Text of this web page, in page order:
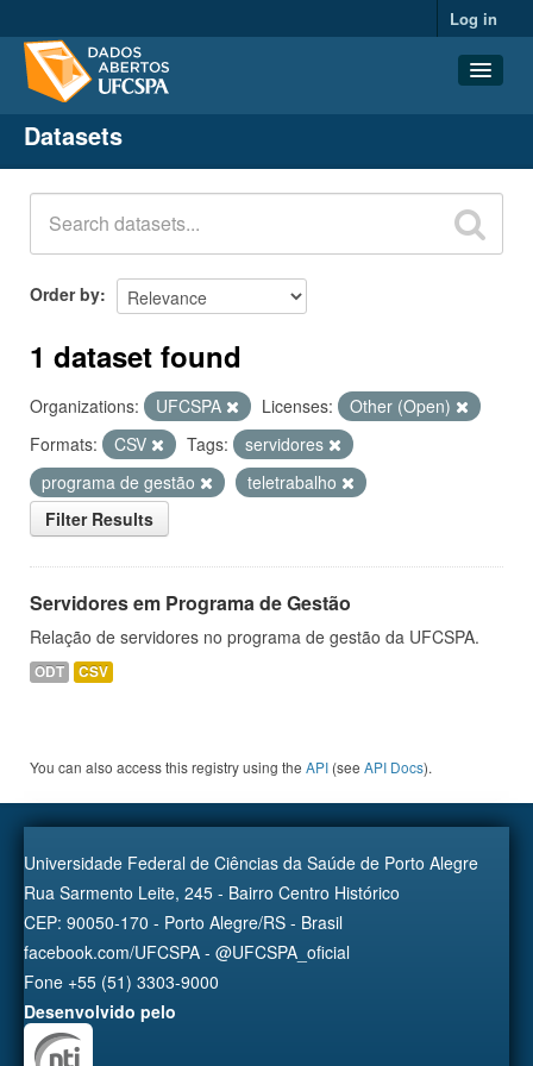
Log in
Datasets
Organizations
Groups
About
Datasets
Order by
1 dataset found
Organizations: UFCSPA Licenses:
Other (Open)
Formats:
CSV Tags:
servidores
programa de gestão
teletrabalho
Filter Results
Servidores em Programa de Gestão
Relação de servidores no programa de gestão da UFCSPA.
ODT CSV
You can also access this registry using the API (see API Docs).
Universidade Federal de Ciências da Saúde de Porto Alegre
Rua Sarmento Leite, 245 - Bairro Centro Histórico
CEP: 90050-170 - Porto Alegre/RS - Brasil
facebook.com/UFCSPA - @UFCSPA_oficial
Fone +55 (51) 3303-9000
Desenvolvido pelo